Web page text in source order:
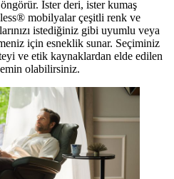
İster deri, ister kumaş
mobilyalar çeşitli renk ve
istediğiniz gibi uyumlu veya
için esneklik sunar. Seçiminiz
ve etik kaynaklardan elde edilen
olabilirsiniz.